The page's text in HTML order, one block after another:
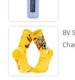
BV